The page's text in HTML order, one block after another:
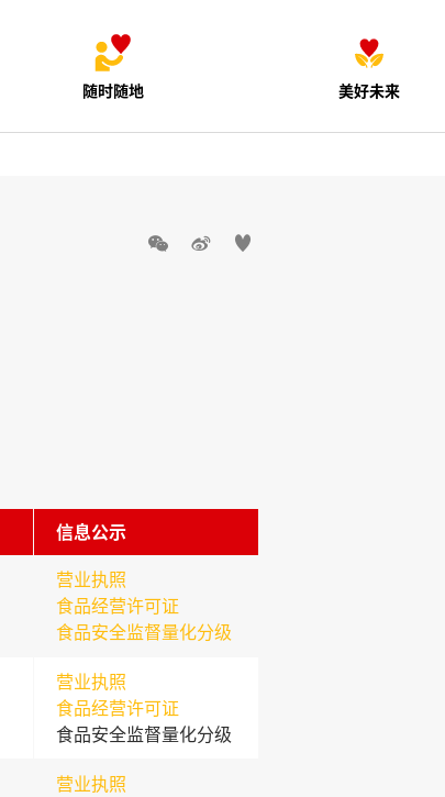
随时随地 美好未来
  
信息公示
营业执照
食品经营许可证
食品安全监督量化分级
营业执照
食品经营许可证
食品安全监督量化分级
营业执照